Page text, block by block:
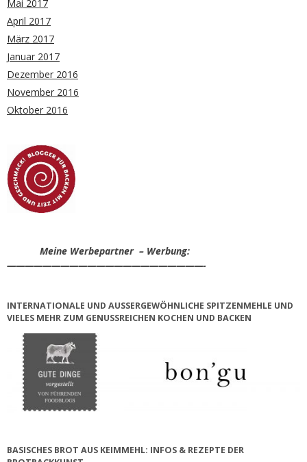
Mai 2017
April 2017
März 2017
Januar 2017
Dezember 2016
November 2016
Oktober 2016
Meine Werbepartner – Werbung:
——————————————————————-
INTERNATIONALE UND AUSSERGEWÖHNLICHE SPITZENMEHLE UND V
IELES MEHR ZUM GENUSSREICHEN KOCHEN UND BACKEN
BASISCHES BROT AUS KEIMMEHL: INFOS & REZEPTE DER